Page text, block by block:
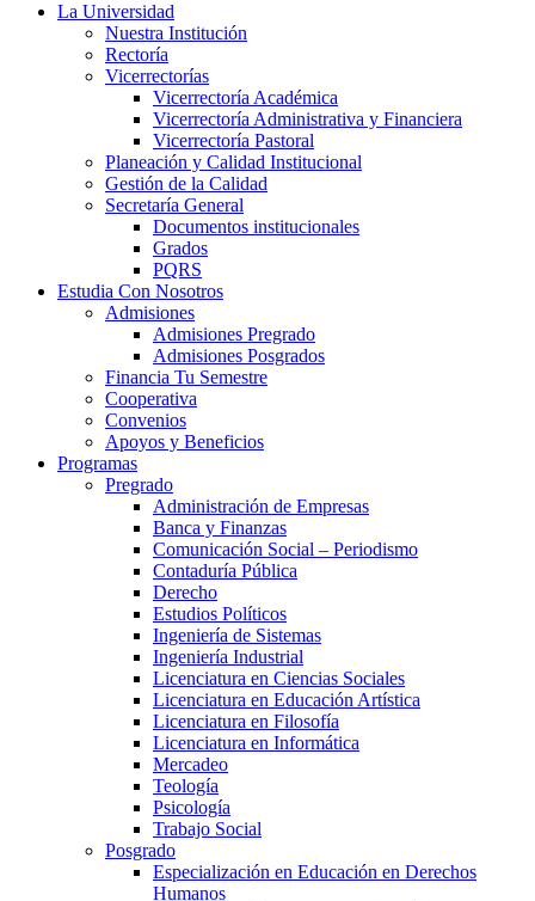
La Universidad
Nuestra Institución
Rectoría
Vicerrectorías
Vicerrectoría Académica
Vicerrectoría Administrativa y Financiera
Vicerrectoría Pastoral
Planeación y Calidad Institucional
Gestión de la Calidad
Secretaría General
Documentos institucionales
Grados
PQRS
Estudia Con Nosotros
Admisiones
Admisiones Pregrado
Admisiones Posgrados
Financia Tu Semestre
Cooperativa
Convenios
Apoyos y Beneficios
Programas
Pregrado
Administración de Empresas
Banca y Finanzas
Comunicación Social – Periodismo
Contaduría Pública
Derecho
Estudios Políticos
Ingeniería de Sistemas
Ingeniería Industrial
Licenciatura en Ciencias Sociales
Licenciatura en Educación Artística
Licenciatura en Filosofía
Licenciatura en Informática
Mercadeo
Teología
Psicología
Trabajo Social
Posgrado
Especialización en Educación en Derechos
Humanos